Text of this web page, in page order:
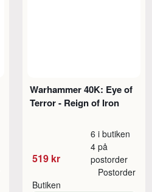
Warhammer 40K: Eye of
Terror - Reign of Iron
519 kr
6 i butiken
4 på
postorder
Butiken
Postorder